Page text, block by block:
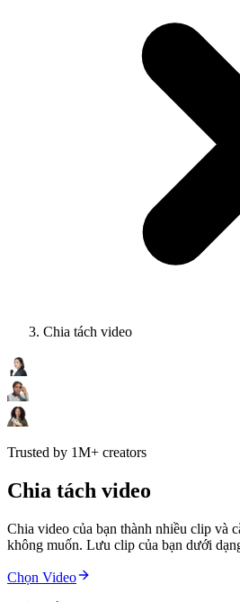
Chia tách video
Trusted by 1M+ creators
Chia tách video
Chia video của bạn thành nhiều clip và
không muốn. Lưu clip của bạn dưới
Chọn Video